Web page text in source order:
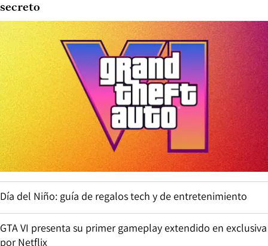
secreto
Día del Niño: guía de regalos tech y de entretenimiento
GTA VI presenta su primer gameplay extendido en exclusiva
por Netflix